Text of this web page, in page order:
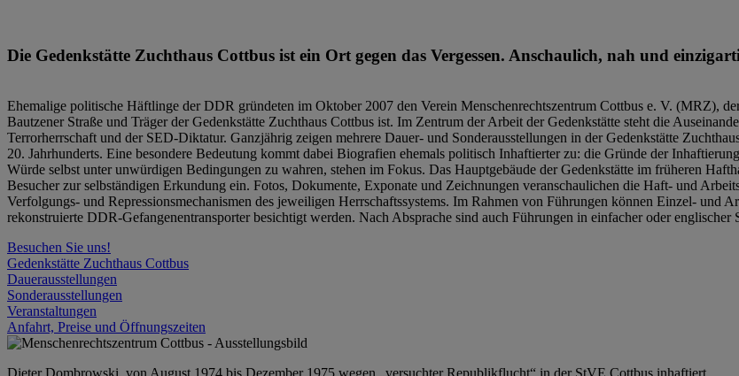
Die Gedenkstätte Zuchthaus Cottbus ist ein Ort gegen das Vergessen. Anschaulich, nah und
Ehemalige politische Häftlinge der DDR gründeten im Oktober 2007 den Verein Menschenrechtszentrum Cottbus e. V. (MRZ),
Bautzener Straße und Träger der Gedenkstätte Zuchthaus Cottbus ist. Im Zentrum der Arbeit der Gedenkstätte steht die
Terrorherrschaft und der SED-Diktatur. Ganzjährig zeigen mehrere Dauer- und Sonderausstellungen in der Gedenkstätte
20. Jahrhunderts. Eine besondere Bedeutung kommt dabei Biografien ehemals politisch Inhaftierter zu: die Gründe der
Würde selbst unter unwürdigen Bedingungen zu wahren, stehen im Fokus. Das Hauptgebäude der Gedenkstätte im früheren
Besucher zur selbständigen Erkundung ein. Fotos, Dokumente, Exponate und Zeichnungen veranschaulichen die Haft- und
Verfolgungs- und Repressionsmechanismen des jeweiligen Herrschaftssystems. Im Rahmen von Führungen können Einzel- und
rekonstruierte DDR-Gefangenentransporter besichtigt werden. Nach Absprache sind auch Führungen in einfacher oder englischer
Besuchen Sie uns!
Gedenkstätte Zuchthaus Cottbus
Dauerausstellungen
Sonderausstellungen
Veranstaltungen
Anfahrt, Preise und Öffnungszeiten
Dieter Dombrowski, von August 1974 bis Dezember 1975 wegen „versuchter Republikflucht“ in der StVE Cottbus inhaftiert